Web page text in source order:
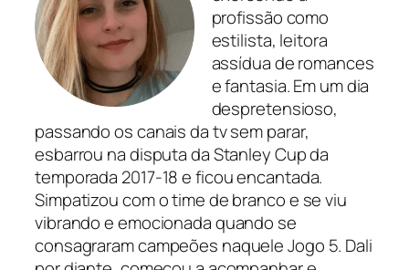
profissão como
estilista, leitora
assídua de romances
e fantasia. Em um dia
despretensioso,
passando os canais da tv sem parar,
esbarrou na disputa da Stanley Cup da
temporada 2017-18 e ficou encantada.
Simpatizou com o time de branco e se viu
vibrando e emocionada quando se
consagraram campeões naquele Jogo 5. Dali